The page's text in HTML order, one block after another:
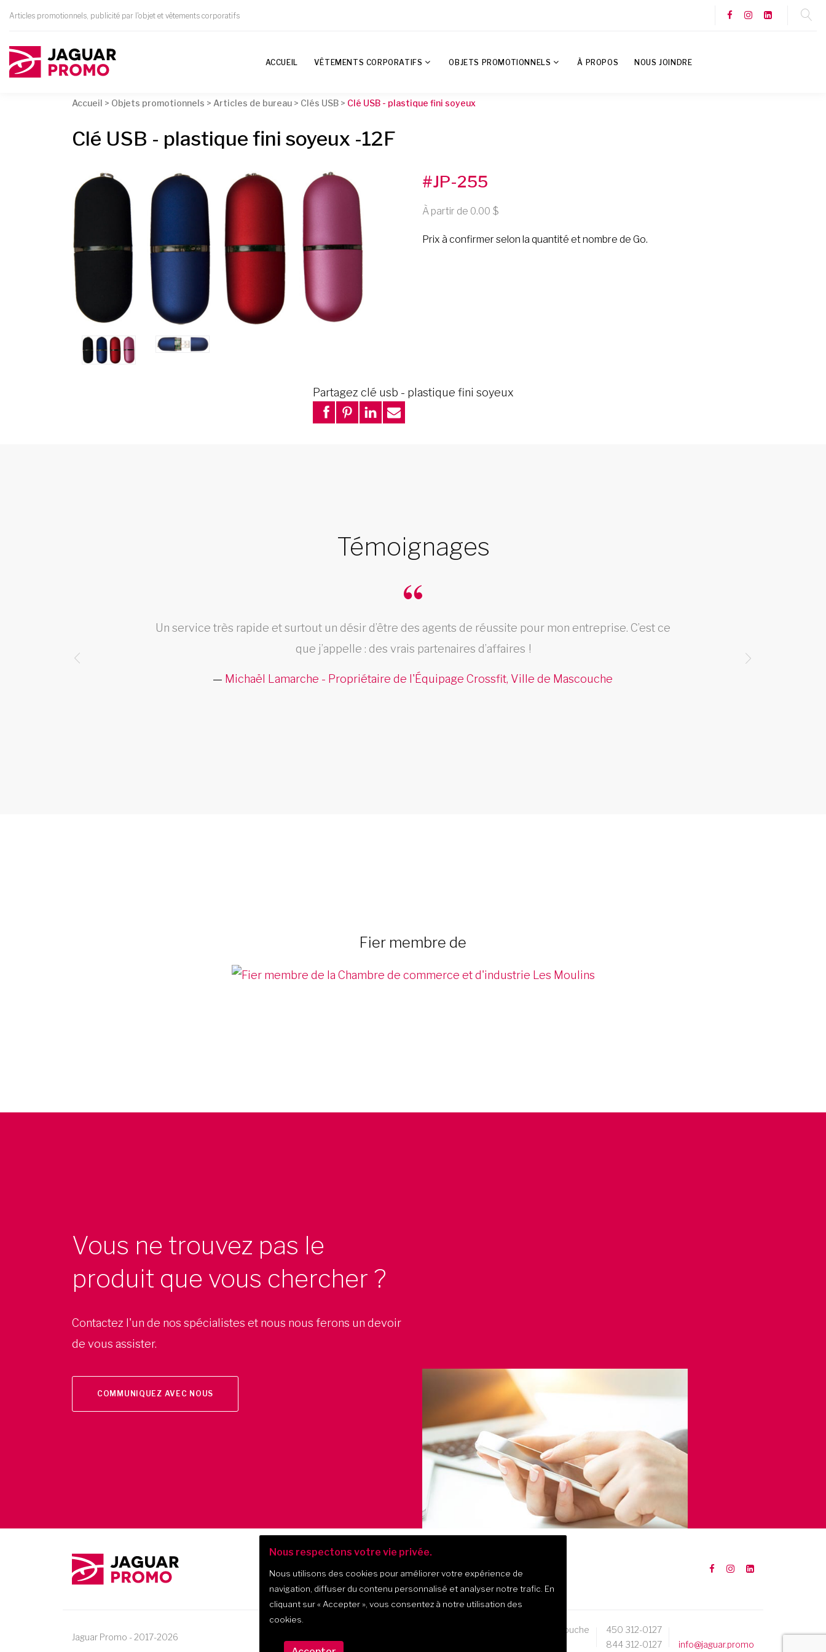
Articles promotionnels, publicité par l'objet et vêtements corporatifs
ACCUEIL VÊTEMENTS CORPORATIFS OBJETS PROMOTIONNELS À PROPOS NOUS JOINDRE
Accueil > Objets promotionnels > Articles de bureau > Clés USB > Clé USB - plastique fini soyeux
Clé USB - plastique fini soyeux -12F
#JP-255
À partir de 0.00
Prix à confirmer selon la quantité et nombre de Go.
Partagez clé usb - plastique fini soyeux
Témoignages
Un service très rapide et surtout un désir d’être des agents de réussite pour mon entreprise. C’est ce
que j’appelle : des vrais partenaires d’affaires !
Michaël Lamarche - Propriétaire de l'Équipage Crossfit, Ville de Mascouche
Fier membre de
Vous ne trouvez pas le
produit que vous chercher ?
Contactez l'un de nos spécialistes et nous nous ferons un devoir
de vous assister.
COMMUNIQUEZ AVEC NOUS
Jaguar Promo -2017-2026
475, montée Masson, bur. 202, Mascouche
450 312-0127
844 312-0127
info@jaguar.promo
Nous respectons votre vie privée.
Nous utilisons des cookies pour améliorer votre expérience de
navigation, diffuser du contenu personnalisé et analyser notre trafic. En
cliquant sur« Accepter » , vous consentez à notre utilisation des
cookies.